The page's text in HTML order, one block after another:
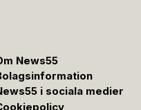
News55
i sociala medier